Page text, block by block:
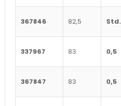
367846 82,5 Std.
337967 83 0,5
367847 83 0,5